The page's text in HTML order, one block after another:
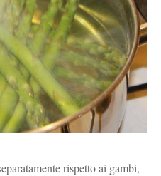
rispetto ai gambi,